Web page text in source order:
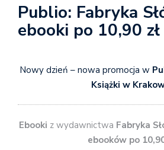
Publio: Fabryka
ebooki po 10,90 zł
Nowy dzień – nowa promocja w
Książki w
Ebooki z wydawnictwa Fabryka
ebooków po